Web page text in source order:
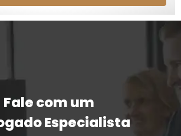
Fale com um
Especialista